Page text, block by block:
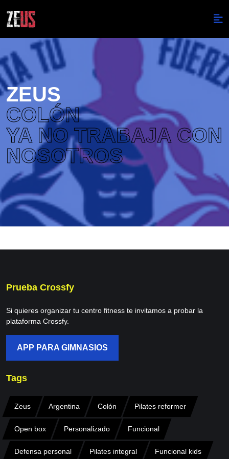
ZEUS
COLÓN
YA NO TRABAJA CON
NOSOTROS
Prueba Crossfy
Si quieres organizar tu centro fitness te invitamos a probar la
plataforma Crossfy.
APP PARA GIMNASIOS
Tags
Zeus Argentina Colón Pilates reformer
Open box Personalizado Funcional
Defensa personal Pilates integral Funcional kids